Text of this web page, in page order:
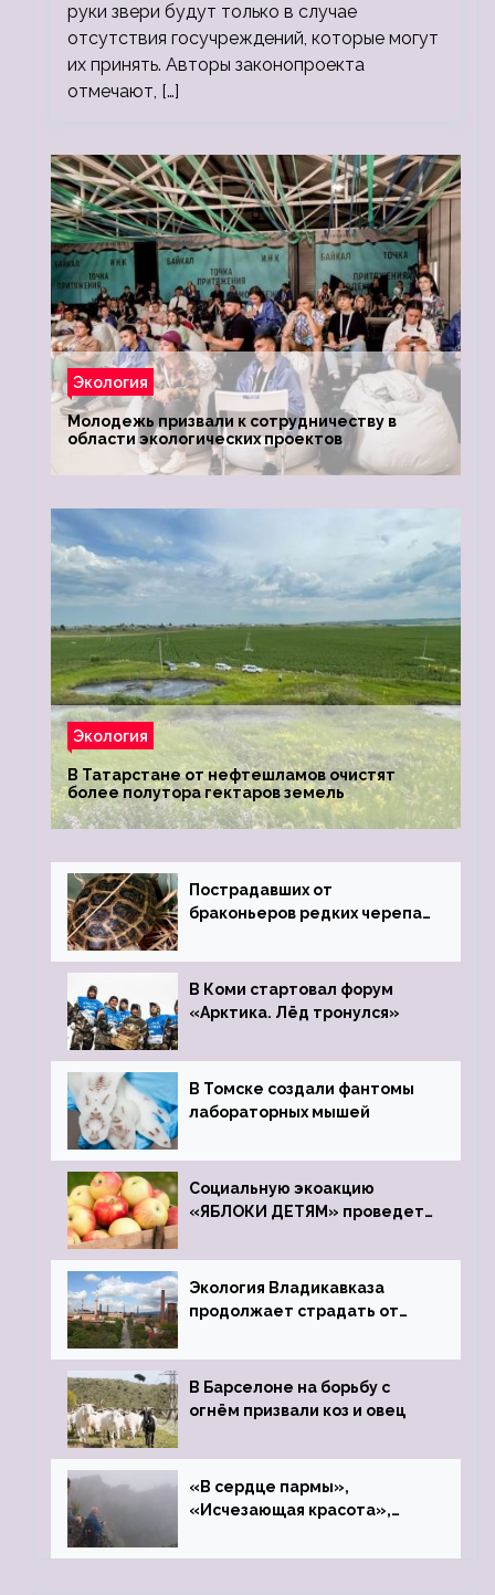
руки звери будут только в случае
отсутствия госучреждений, которые могут
их принять. Авторы законопроекта
отмечают, […]
Экология
Молодежь призвали к сотрудничеству в
области экологических проектов
Экология
В Татарстане от нефтешламов очистят
более полутора гектаров земель
Пострадавших от
браконьеров редких черепах
зоопарк
В Коми стартовал форум
«Арктика. Лёд тронулся»
В Томске создали фантомы
лабораторных мышей
Социальную экоакцию
«ЯБЛОКИ ДЕТЯМ» проведет
Экология Владикавказа
продолжает страдать от
В Барселоне на борьбу с
огнём призвали коз и овец
«В сердце пармы»,
«Исчезающая красота»,